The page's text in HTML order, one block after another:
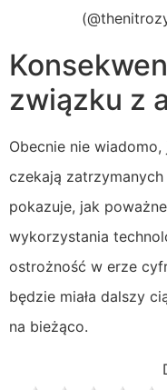
związku z
Obecnie nie
czekają
pokazuje, jak
wykorzystania
ostrożność w erze
będzie miała dalszy
na bieżąco.